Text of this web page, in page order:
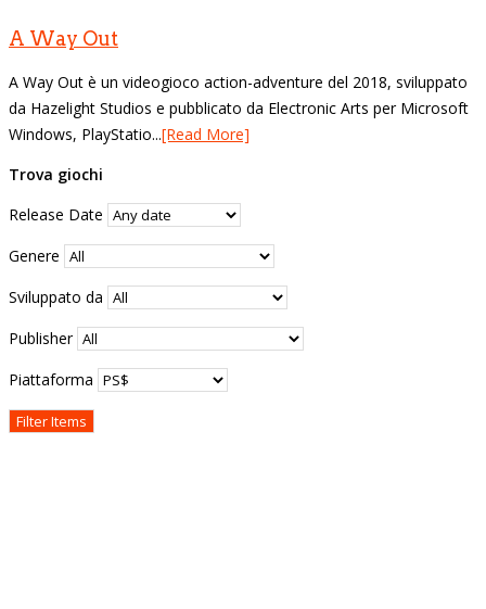
A Way Out
A Way Out è un videogioco action-adventure del 2018, sviluppato
da Hazelight Studios e pubblicato da Electronic Arts per Microsoft
Windows, PlayStatio...[Read More]
Trova giochi
Release Date
Genere
Sviluppato da
Publisher
Piattaforma